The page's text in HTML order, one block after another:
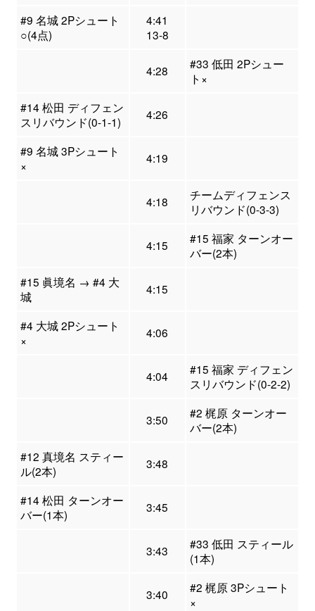
#9 名城 2Pシュート
○(4点)
4:41
13-8
4:28
#33 低田 2Pシュー
ト×
#14 松田 ディフェン
スリバウンド(0-1-1)
4:26
#9 名城 3Pシュート
×
4:19
4:18
チームディフェンス
リバウンド(0-3-3)
4:15
#15 福家 ターンオー
バー(2本)
#15 眞境名 → #4 大
城
4:15
#4 大城 2Pシュート
×
4:06
4:04
#15 福家 ディフェン
スリバウンド(0-2-2)
3:50
#2 梶原 ターンオー
バー(2本)
#12 真境名 スティー
ル(2本)
3:48
#14 松田 ターンオー
バー(1本)
3:45
3:43
#33 低田 スティール
(1本)
3:40
#2 梶原 3Pシュート
×